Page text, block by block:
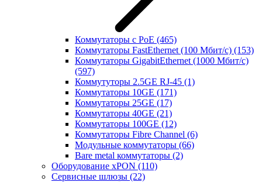
Коммутаторы с PoE (465)
Коммутаторы FastEthernet (100 Мбит/с) (153)
Коммутаторы GigabitEthernet (1000 Мбит/с)
(597)
Коммутуторы 2.5GE RJ-45 (1)
Коммутаторы 10GE (171)
Коммутаторы 25GE (17)
Коммутаторы 40GE (21)
Коммутаторы 100GE (12)
Коммутаторы Fibre Channel (6)
Модульные коммутаторы (66)
Bare metal коммутаторы (2)
Оборудование xPON (110)
Сервисные шлюзы (22)